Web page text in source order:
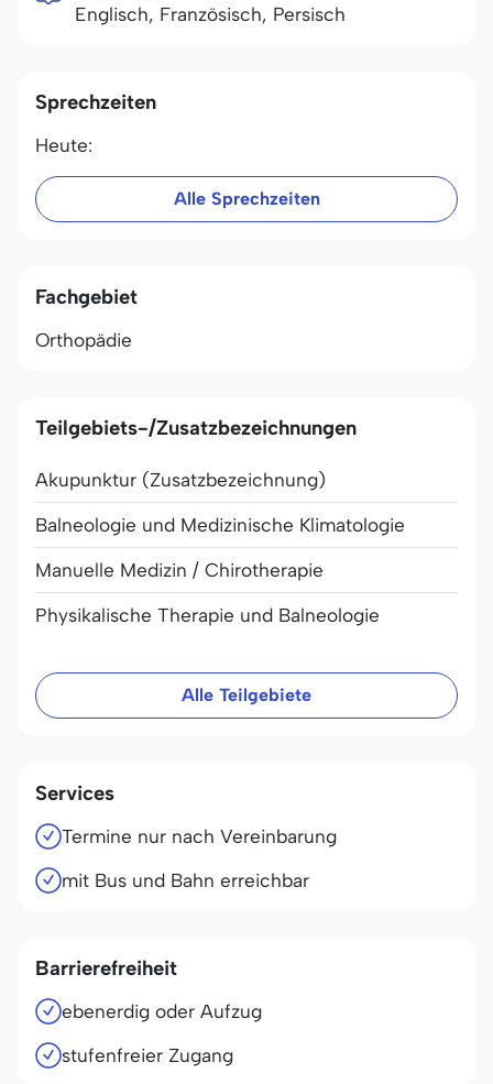
Englisch, Französisch, Persisch
Sprechzeiten
Heute:
Alle Sprechzeiten
Fachgebiet
Orthopädie
Teilgebiets-/Zusatzbezeichnungen
Akupunktur (Zusatzbezeichnung)
Balneologie und Medizinische Klimatologie
Manuelle Medizin / Chirotherapie
Physikalische Therapie und Balneologie
Alle Teilgebiete
Services
Termine nur nach Vereinbarung
mit Bus und Bahn erreichbar
Barrierefreiheit
ebenerdig oder Aufzug
stufenfreier Zugang